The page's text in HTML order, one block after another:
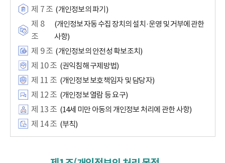
제 7 조 (개인정보의 파기)
제 8
조
(개인정보 자동 수집 장치의 설치·운영 및 거부에 관한
사항)
제 9 조 (개인정보의 안전성 확보조치)
제 10 조 (권익침해 구제방법)
제 11 조 (개인정보 보호책임자 및 담당자)
제 12 조 (개인정보 열람 등 요구)
제 13 조 (14세 미만 아동의 개인정보 처리에 관한 사항)
제 14 조 (부칙)